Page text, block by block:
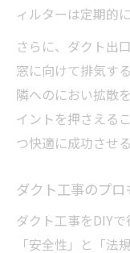
ィルターは定期的
さらに、ダクト出
窓に向けて排気す
隣へのにおい拡散
イントを押さえる
つ快適に成功させ
ダクト工事のプ
ダクト工事をDIY
「安全性」と「法